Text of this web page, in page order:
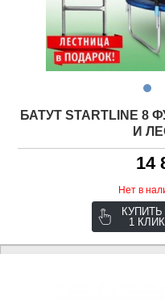
БАТУТ STARTLINE
И
14
Нет в
КУПИТЬ
1 КЛИК